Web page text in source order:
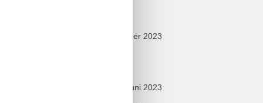
september 2023
juni 2023